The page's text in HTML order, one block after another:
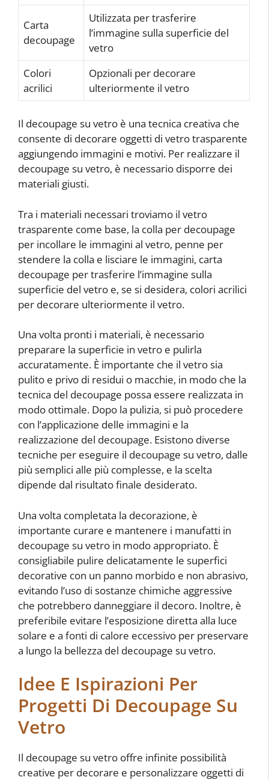
Carta
decoupage
Utilizzata per trasferire
l’immagine sulla superficie del
vetro
Colori
acrilici
Opzionali per decorare
ulteriormente il vetro
Il decoupage su vetro è una tecnica creativa che
consente di decorare oggetti di vetro trasparente
aggiungendo immagini e motivi. Per realizzare il
decoupage su vetro, è necessario disporre dei
materiali giusti.
Tra i materiali necessari troviamo il vetro
trasparente come base, la colla per decoupage
per incollare le immagini al vetro, penne per
stendere la colla e lisciare le immagini, carta
decoupage per trasferire l’immagine sulla
superficie del vetro e, se si desidera, colori acrilici
per decorare ulteriormente il vetro.
Una volta pronti i materiali, è necessario
preparare la superficie in vetro e pulirla
accuratamente. È importante che il vetro sia
pulito e privo di residui o macchie, in modo che la
tecnica del decoupage possa essere realizzata in
modo ottimale. Dopo la pulizia, si può procedere
con l’applicazione delle immagini e la
realizzazione del decoupage. Esistono diverse
tecniche per eseguire il decoupage su vetro, dalle
più semplici alle più complesse, e la scelta
dipende dal risultato finale desiderato.
Una volta completata la decorazione, è
importante curare e mantenere i manufatti in
decoupage su vetro in modo appropriato. È
consigliabile pulire delicatamente le superfici
decorative con un panno morbido e non abrasivo,
evitando l’uso di sostanze chimiche aggressive
che potrebbero danneggiare il decoro. Inoltre, è
preferibile evitare l’esposizione diretta alla luce
solare e a fonti di calore eccessivo per preservare
a lungo la bellezza del decoupage su vetro.
Idee E Ispirazioni Per
Progetti Di Decoupage Su
Vetro
Il decoupage su vetro offre infinite possibilità
creative per decorare e personalizzare oggetti di